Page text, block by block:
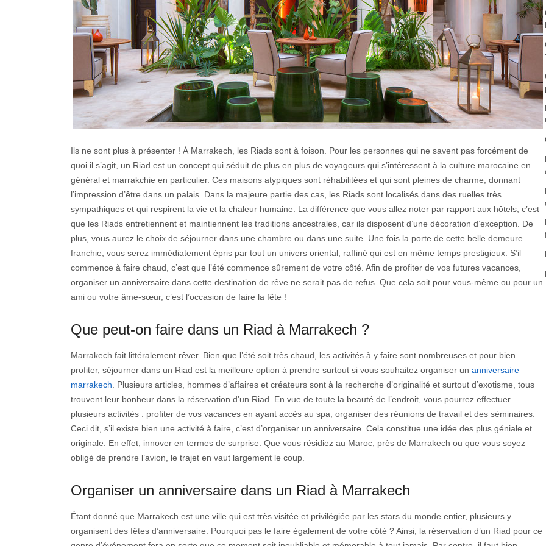
Ils ne sont plus à présenter ! À Marrakech, les Riads sont à foison. Pour les personnes qui ne savent pas forcément de
quoi il s’agit, un Riad est un concept qui séduit de plus en plus de voyageurs qui s’intéressent à la culture marocaine en
général et marrakchie en particulier. Ces maisons atypiques sont réhabilitées et qui sont pleines de charme, donnant
l’impression d’être dans un palais. Dans la majeure partie des cas, les Riads sont localisés dans des ruelles très
sympathiques et qui respirent la vie et la chaleur humaine. La différence que vous allez noter par rapport aux hôtels, c’est
que les Riads entretiennent et maintiennent les traditions ancestrales, car ils disposent d’une décoration d’exception. De
plus, vous aurez le choix de séjourner dans une chambre ou dans une suite. Une fois la porte de cette belle demeure
franchie, vous serez immédiatement épris par tout un univers oriental, raffiné qui est en même temps prestigieux. S’il
commence à faire chaud, c’est que l’été commence sûrement de votre côté. Afin de profiter de vos futures vacances,
organiser un anniversaire dans cette destination de rêve ne serait pas de refus. Que cela soit pour vous-même ou pour un
ami ou votre âme-sœur, c’est l’occasion de faire la fête !
Que peut-on faire dans un Riad à Marrakech ?
Marrakech fait littéralement rêver. Bien que l’été soit très chaud, les activités à y faire sont nombreuses et pour bien
profiter, séjourner dans un Riad est la meilleure option à prendre surtout si vous souhaitez organiser un anniversaire
marrakech . Plusieurs articles, hommes d’affaires et créateurs sont à la recherche d’originalité et surtout d’exotisme, tous
trouvent leur bonheur dans la réservation d’un Riad. En vue de toute la beauté de l’endroit, vous pourrez effectuer
plusieurs activités : profiter de vos vacances en ayant accès au spa, organiser des réunions de travail et des séminaires.
Ceci dit, s’il existe bien une activité à faire, c’est d’organiser un anniversaire. Cela constitue une idée des plus géniale et
originale. En effet, innover en termes de surprise. Que vous résidiez au Maroc, près de Marrakech ou que vous soyez
obligé de prendre l’avion, le trajet en vaut largement le coup.
Organiser un anniversaire dans un Riad à Marrakech
Étant donné que Marrakech est une ville qui est très visitée et privilégiée par les stars du monde entier, plusieurs y
organisent des fêtes d’anniversaire. Pourquoi pas le faire également de votre côté ? Ainsi, la réservation d’un Riad pour ce